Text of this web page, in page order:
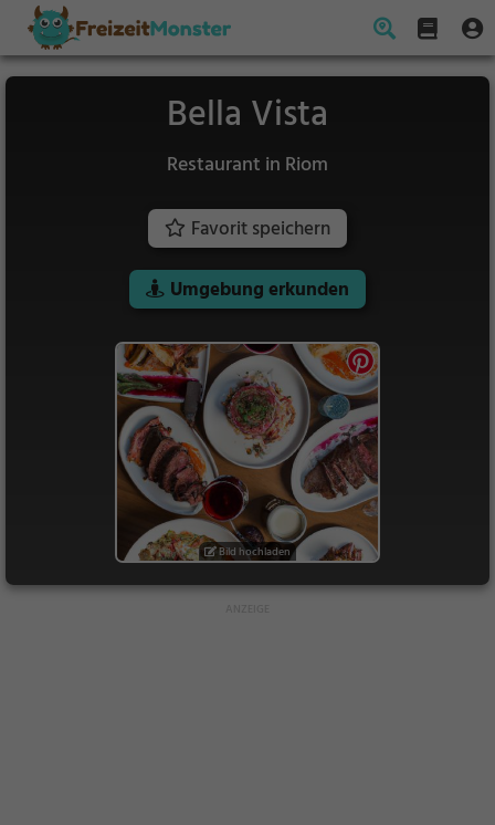
Bella Vista
Restaurant in Riom
Favorit speichern
Umgebung erkunden
Bild hochladen